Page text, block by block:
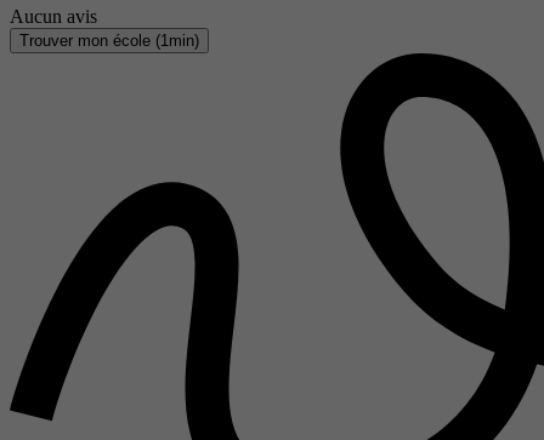
Aucun avis
Trouver mon école (1min)